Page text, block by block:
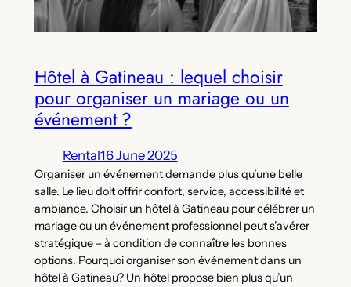
Hôtel à Gatineau : lequel choisir
pour organiser un mariage ou un
événement ?
Rental16 June 2025
Organiser un événement demande plus qu’une belle
salle. Le lieu doit offrir confort, service, accessibilité et
ambiance. Choisir un hôtel à Gatineau pour célébrer un
mariage ou un événement professionnel peut s’avérer
stratégique – à condition de connaître les bonnes
options. Pourquoi organiser son événement dans un
hôtel à Gatineau? Un hôtel propose bien plus qu’un